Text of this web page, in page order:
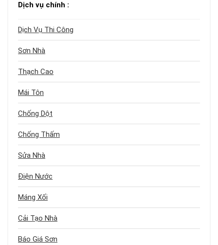
Dịch vụ chính :
Dịch Vụ Thi Công
Sơn Nhà
Thạch Cao
Mái Tôn
Chống Dột
Chống Thấm
Sửa Nhà
Điện Nước
Máng Xối
Cải Tạo Nhà
Báo Giá Sơn